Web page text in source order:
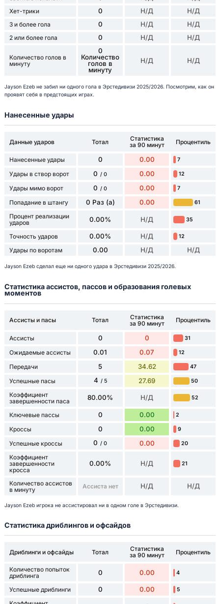
Хет-трики 0 Н/Д Н/Д
3 и более гола 0 Н/Д Н/Д
2 или более гола 0 Н/Д Н/Д
Количество голов в
минуту
0
Количество
голов в
минуту
Н/Д Н/Д
Jayson Ezeb не забил ни одного гола в Эрстедивизи 2025/2026. Посмотрим, как он
проявят себя в предстоящих играх.
Нанесенные удары
Данные ударов Тотал
Статистика
за 90 минут
Процентиль
Нанесенные удары 0 0.00 7
Удары в створ ворот 0 / 0 0.00 12
Удары мимо ворот 0 / 0 0.00 7
Попадание в штангу 0 Раз (а) 0.00 61
Процент реализации
ударов
0.00% Н/Д 35
Точность ударов 0.00% Н/Д 12
Удары по воротам 0.00 Н/Д Н/Д
Jayson Ezeb сделал еще ни одного удара в Эрстедивизи 2025/2026.
Статистика ассистов, пассов и образования голевых
моментов
Ассисты и пасы Тотал
Статистика
за 90 минут
Процентиль
Ассисты 0 0 31
Ожидаемые ассисты 0.01 0.07 12
Передачи 5 34.62 47
Успешные пасы 4 / 5 27.69 50
Коэффициент
завершенности паса
80.00% Н/Д 52
Ключевые пассы 0 0.00 2
Кроссы 0 0.00 9
Успешные кроссы 0 / 0 0.00 20
Коэффициент
завершенности
кросса
0.00% Н/Д 21
Количество ассистов
в минуту
Ассиста нет Н/Д Н/Д
Jayson Ezeb игрока не ассистировал ни в одном голе в Эрстедивизи.
Статистика дриблингов и офсайдов
Дриблинги и офсайды Тотал
Статистика
за 90 минут
Процентиль
Количество попыток
дриблинга
0 0.00 4
Успешные дриблинги 0 0.00 5